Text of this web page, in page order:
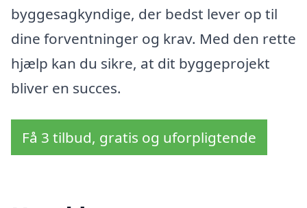
byggesagkyndige, der bedst lever op til
dine forventninger og krav. Med den rette
hjælp kan du sikre, at dit byggeprojekt
bliver en succes.
Få 3 tilbud, gratis og uforpligtende